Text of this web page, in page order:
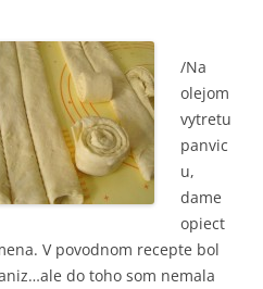
/Na
olejom
vytretu
panvic
u,
dame
opiect
V povodnom recepte bol
do toho som nemala